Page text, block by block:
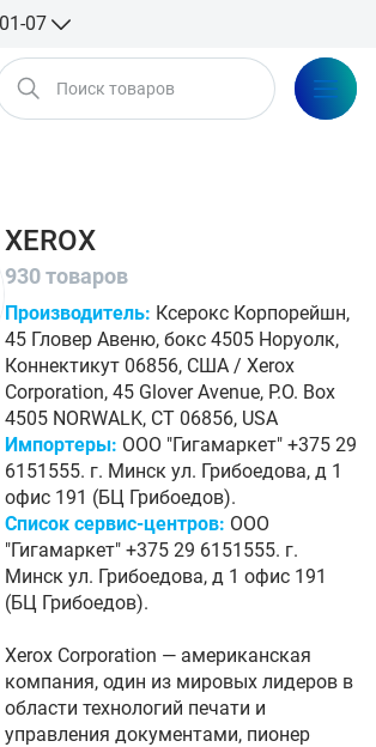
07
XEROX
930 товаров
Производитель: Ксерокс Корпорейшн,
45 Гловер Авеню, бокс 4505 Норуолк,
Коннектикут 06856, США / Xerox
Corporation, 45 Glover Avenue, P.O. Box
4505 NORWALK, CT 06856, USA
Импортеры: ООО "Гигамаркет" +375 29
6151555. г. Минск ул. Грибоедова, д 1
офис 191 (БЦ Грибоедов).
Список сервис-центров: ООО
"Гигамаркет" +375 29 6151555. г.
Минск ул. Грибоедова, д 1 офис 191
(БЦ Грибоедов).
Xerox Corporation — американская
компания, один из мировых лидеров в
области технологий печати и
управления документами, пионер